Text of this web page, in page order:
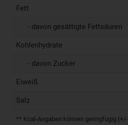
Fett
- davon gesättigte Fettsäuren
Kohlenhydrate
- davon Zucker
Eiweiß
Salz
** Kcal-Angaben können geringfügig